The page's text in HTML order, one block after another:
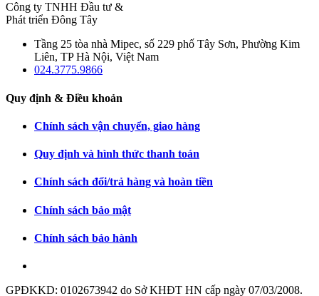
Công ty TNHH Đầu tư &
Phát triển Đông Tây
Tầng 25 tòa nhà Mipec, số 229 phố Tây Sơn, Phường Kim
Liên, TP Hà Nội, Việt Nam
024.3775.9866
Quy định & Điều khoản
Chính sách vận chuyển, giao hàng
Quy định và hình thức thanh toán
Chính sách đổi/trả hàng và hoàn tiền
Chính sách bảo mật
Chính sách bảo hành
GPĐKKD: 0102673942 do Sở KHĐT HN cấp ngày 07/03/2008.